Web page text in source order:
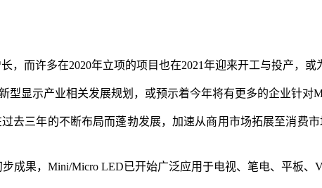
，而许多在2020年立项的项目也在2021年迎来开工与投产，
型显示产业相关发展规划，或预示着今年将有更多的企业针对
去三年的不断布局而蓬勃发展，加速从商用市场拓展至消费
成果，Mini/Micro LED已开始广泛应用于电视、笔电、平板、